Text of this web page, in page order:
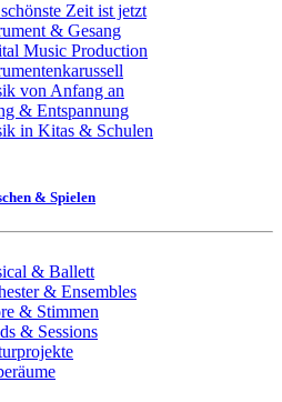
Zeit ist jetzt
& Gesang
Music Production
von Anfang an
& Entspannung
in Kitas & Schulen
& Spielen
& Ballett
& Ensembles
& Stimmen
& Sessions